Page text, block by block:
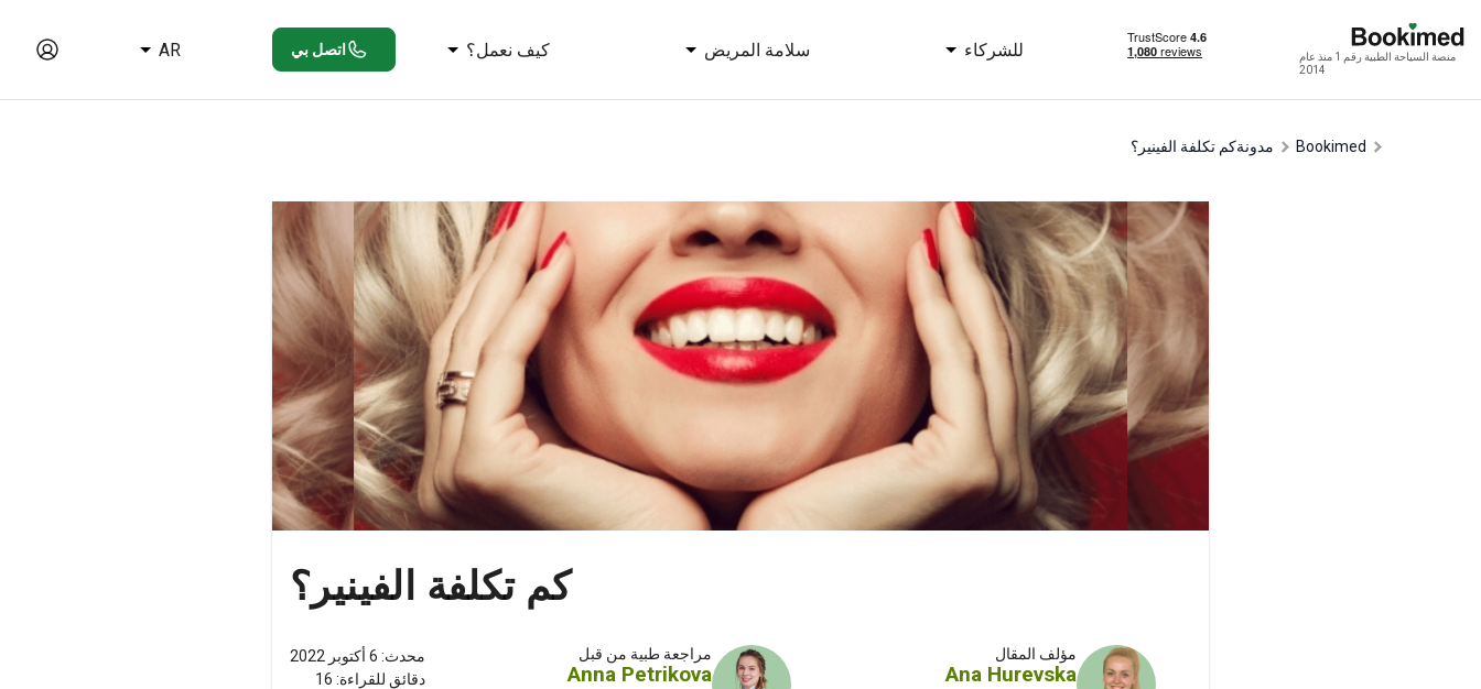
منصة السياحة الطبية رقم 1 منذ عام
2014
للشركاء سلامة المريض كيف نعمل؟ اتصل بي AR
Bookimed مدونةكم تكلفة الفينير؟
كم تكلفة الفينير؟
مؤلف المقال
Ana Hurevska
مراجعة طبية من قبل
Anna Petrikova
محدث: 6 أكتوبر 2022
دقائق للقراءة: 16